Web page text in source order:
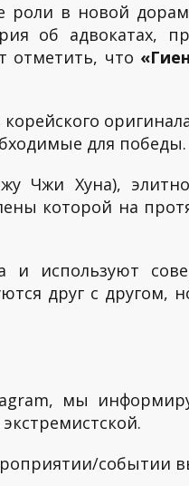
роли в новой
об адвокатах,
отметить, что
для победы.
Чжи Хуна),
которой на
и используют
друг с другом,
мы
событии